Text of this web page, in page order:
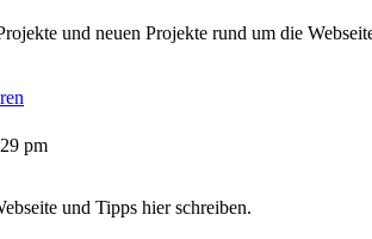
und neuen Projekte rund um die
pm
und Tipps hier schreiben.